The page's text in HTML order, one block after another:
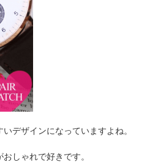
デザインになっていますよね。
しゃれで好きです。